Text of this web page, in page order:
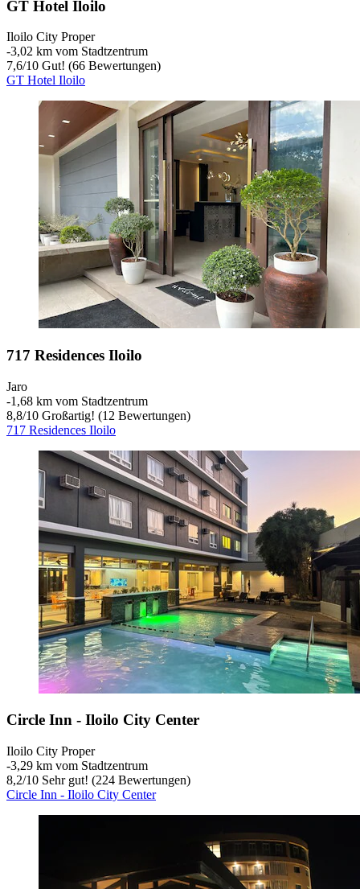
GT Hotel Iloilo
Iloilo City Proper
‐3,02 km vom Stadtzentrum
7,6/10 Gut! (66 Bewertungen)
GT Hotel Iloilo
717 Residences Iloilo
Jaro
‐1,68 km vom Stadtzentrum
8,8/10 Großartig! (12 Bewertungen)
717 Residences Iloilo
Circle Inn - Iloilo City Center
Iloilo City Proper
‐3,29 km vom Stadtzentrum
8,2/10 Sehr gut! (224 Bewertungen)
Circle Inn - Iloilo City Center